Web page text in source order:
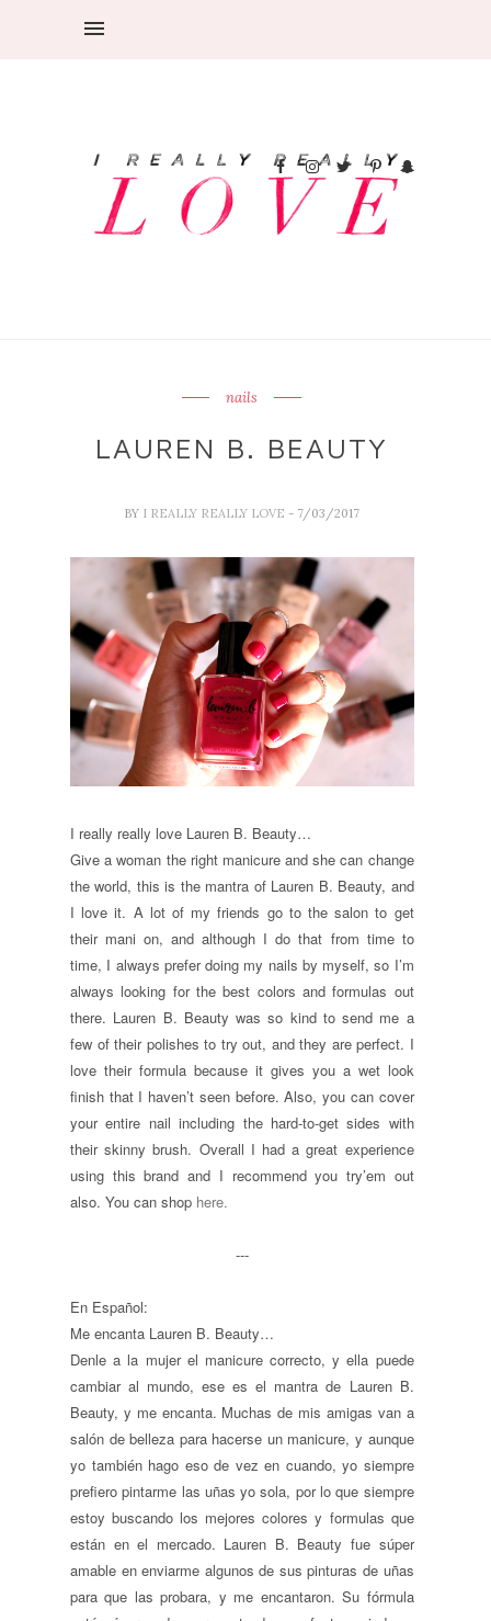
nails
LAUREN B. BEAUTY
BY I REALLY REALLY LOVE - 7/03/2017
I really really love Lauren B. Beauty…
Give a woman the right manicure and she can change
the world, this is the mantra of Lauren B. Beauty, and
I love it. A lot of my friends go to the salon to get
their mani on, and although I do that from time to
time, I always prefer doing my nails by myself, so I’m
always looking for the best colors and formulas out
there. Lauren B. Beauty was so kind to send me a
few of their polishes to try out, and they are perfect. I
love their formula because it gives you a wet look
finish that I haven’t seen before. Also, you can cover
your entire nail including the hard-to-get sides with
their skinny brush. Overall I had a great experience
using this brand and I recommend you try’em out
also. You can shop here.
---
En Español:
Me encanta Lauren B. Beauty…
Denle a la mujer el manicure correcto, y ella puede
cambiar al mundo, ese es el mantra de Lauren B.
Beauty, y me encanta. Muchas de mis amigas van a
salón de belleza para hacerse un manicure, y aunque
yo también hago eso de vez en cuando, yo siempre
prefiero pintarme las uñas yo sola, por lo que siempre
estoy buscando los mejores colores y formulas que
están en el mercado. Lauren B. Beauty fue súper
amable en enviarme algunos de sus pinturas de uñas
para que las probara, y me encantaron. Su fórmula